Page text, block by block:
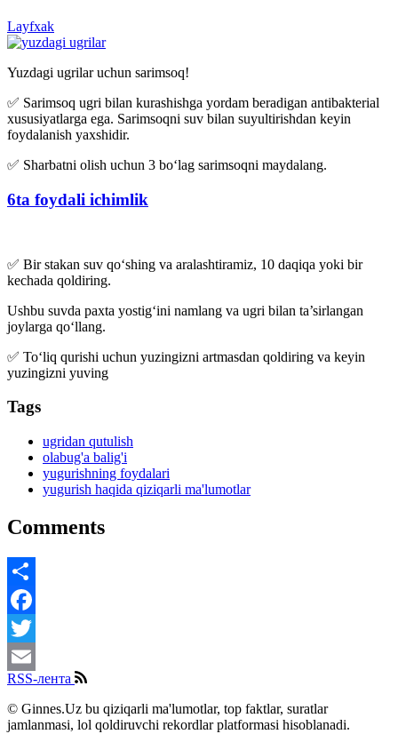
Layfxak
Yuzdagi ugrilar uchun sarimsoq!
✅ Sarimsoq ugri bilan kurashishga yordam beradigan antibakterial
xususiyatlarga ega. Sarimsoqni suv bilan suyultirishdan keyin
foydalanish yaxshidir.
✅ Sharbatni olish uchun 3 bo‘lag sarimsoqni maydalang.
6ta foydali ichimlik
✅ Bir stakan suv qo‘shing va aralashtiramiz, 10 daqiqa yoki bir
kechada qoldiring.
Ushbu suvda paxta yostig‘ini namlang va ugri bilan ta’sirlangan
joylarga qo‘llang.
✅ To‘liq qurishi uchun yuzingizni artmasdan qoldiring va keyin
yuzingizni yuving
Tags
ugridan qutulish
olabug'a balig'i
yugurishning foydalari
yugurish haqida qiziqarli ma'lumotlar
Comments
Share
Facebook
Twitter
Email
RSS-лента
© Ginnes.Uz bu qiziqarli ma'lumotlar, top faktlar, suratlar
jamlanmasi, lol qoldiruvchi rekordlar platformasi hisoblanadi.